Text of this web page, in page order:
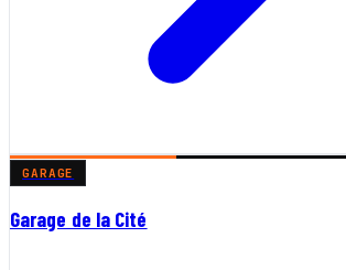
GARAGE
Garage de la Cité